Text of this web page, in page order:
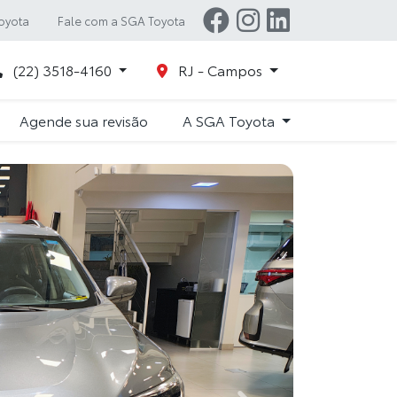
Fale com a SGA Toyota
(22) 3518-4160 RJ - Campos
Agende sua revisão A SGA Toyota